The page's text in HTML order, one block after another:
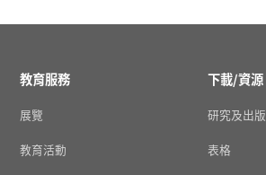
教育服務
展覽
教育活動
下載/資源
研究及出版
表格